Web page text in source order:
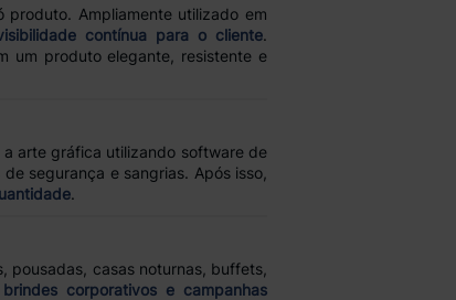
Ampliamente utilizado em
contínua para o cliente.
um produto elegante, resistente e
arte gráfica utilizando software de
segurança e sangrias. Após isso,
.
pousadas, casas noturnas, buffets,
brindes corporativos e campanhas